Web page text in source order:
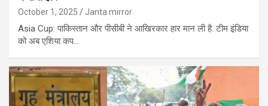
October 1, 2025 Janta mirror
Asia Cup: पाकिस्तान और पीसीबी ने आखिरकार हार मान ली है. टीम इंडिया
को अब एशिया कप…